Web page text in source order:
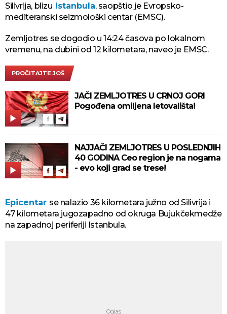
Silivrija, blizu Istanbula, saopštio je Evropsko-
mediteranski seizmološki centar (EMSC).
Zemljotres se dogodio u 14:24 časova po lokalnom
vremenu, na dubini od 12 kilometara, naveo je EMSC.
PROČITAJTE JOŠ
JAČI ZEMLJOTRES U CRNOJ GORI
Pogođena omiljena letovališta!
NAJJAČI ZEMLJOTRES U POSLEDNJIH
40 GODINA Ceo region je na nogama
- evo koji grad se trese!
Epicentar se nalazio 36 kilometara južno od Silivrija i
47 kilometara jugozapadno od okruga Bujukčekmedže
na zapadnoj periferiji Istanbula.